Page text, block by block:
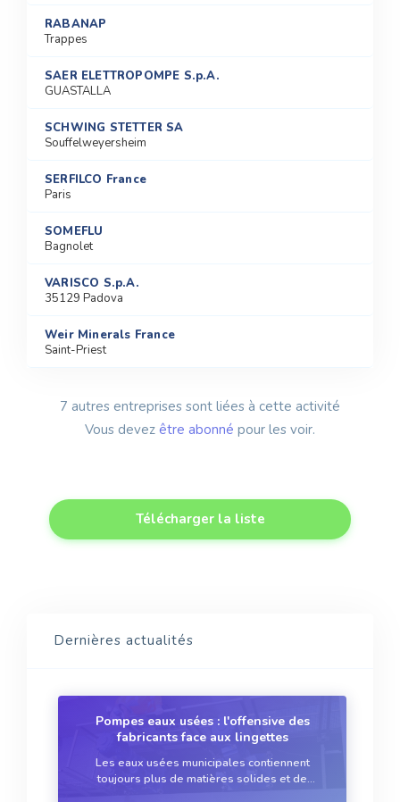
RABANAP
Trappes
SAER ELETTROPOMPE S.p.A.
GUASTALLA
SCHWING STETTER SA
Souffelweyersheim
SERFILCO France
Paris
SOMEFLU
Bagnolet
VARISCO S.p.A.
35129 Padova
Weir Minerals France
Saint-Priest
7 autres entreprises sont liées à cette activité
Vous devez être abonné pour les voir.
Télécharger la liste
Dernières actualités
Pompes eaux usées : l'offensive des
fabricants face aux lingettes
Les eaux usées municipales contiennent
toujours plus de matières solides et de